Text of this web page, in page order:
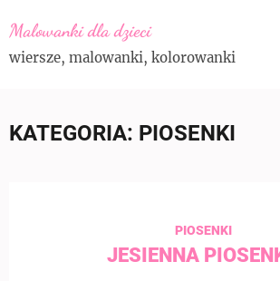
to
content
Malowanki dla dzieci
wiersze, malowanki, kolorowanki
KATEGORIA: PIOSENKI
PIOSENKI
JESIENNA